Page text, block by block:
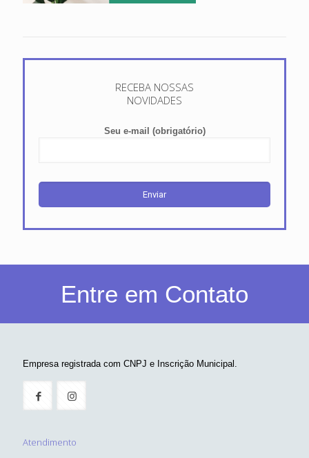
RECEBA NOSSAS
NOVIDADES
Seu e-mail (obrigatório)
Entre em Contato
Empresa registrada com CNPJ e Inscrição Municipal.
Atendimento